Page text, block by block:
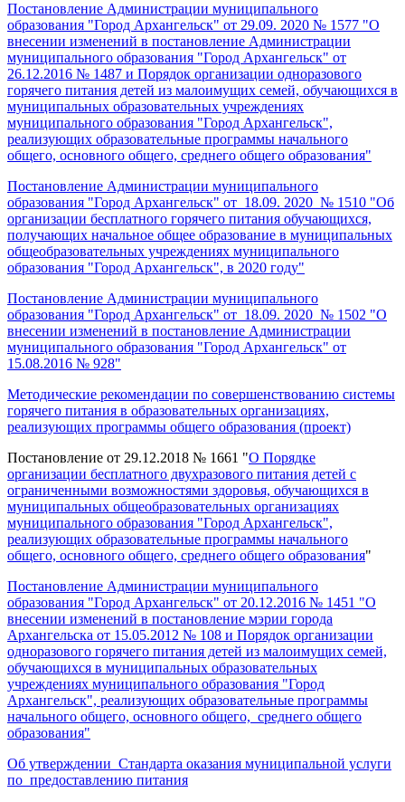
Постановление Администрации муниципального
образования "Город Архангельск" от 29.09. 2020 № 1577 "О
внесении изменений в постановление Администрации
муниципального образования "Город Архангельск" от
26.12.2016 № 1487 и Порядок организации одноразового
горячего питания детей из малоимущих семей, обучающихся в
муниципальных образовательных учреждениях
муниципального образования "Город Архангельск",
реализующих образовательные программы начального
общего, основного общего, среднего общего образования"
Постановление Администрации муниципального
образования "Город Архангельск" от 18.09. 2020 № 1510 "Об
организации бесплатного горячего питания обучающихся,
получающих начальное общее образование в муниципальных
общеобразовательных учреждениях муниципального
образования "Город Архангельск", в 2020 году"
Постановление Администрации муниципального
образования "Город Архангельск" от 18.09. 2020 № 1502 "О
внесении изменений в постановление Администрации
муниципального образования "Город Архангельск" от
15.08.2016 № 928"
Методические рекомендации по совершенствованию системы
горячего питания в образовательных организациях,
реализующих программы общего образования (проект)
Постановление от 29.12.2018 № 1661 "О Порядке
организации бесплатного двухразового питания детей с
ограниченными возможностями здоровья, обучающихся в
муниципальных общеобразовательных организациях
муниципального образования "Город Архангельск",
реализующих образовательные программы начального
общего, основного общего, среднего общего образования"
Постановление Администрации муниципального
образования "Город Архангельск" от 20.12.2016 № 1451 "О
внесении изменений в постановление мэрии города
Архангельска от 15.05.2012 № 108 и Порядок организации
одноразового горячего питания детей из малоимущих семей,
обучающихся в муниципальных образовательных
учреждениях муниципального образования "Город
Архангельск", реализующих образовательные программы
начального общего, основного общего, среднего общего
образования"
Об утверждении Стандарта оказания муниципальной услуги
по предоставлению питания